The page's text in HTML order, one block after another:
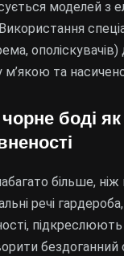
моделей з
м’якою та
боді як
більше,
речі
бездоганний